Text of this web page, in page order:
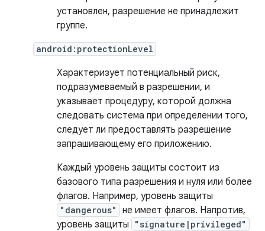
установлен, разрешение не принадлежит
группе.
android:protectionLevel
Характеризует потенциальный риск,
подразумеваемый в разрешении, и
указывает процедуру, которой должна
следовать система при определении того,
следует ли предоставлять разрешение
запрашивающему его приложению.
Каждый уровень защиты состоит из
базового типа разрешения и нуля или более
флагов. Например, уровень защиты
"dangerous"
не имеет флагов. Напротив,
уровень защиты
"signature|privileged"